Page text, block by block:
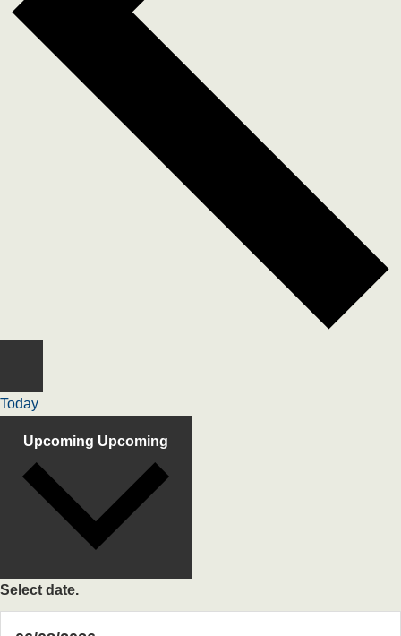
Today
Upcoming Upcoming
Select date.